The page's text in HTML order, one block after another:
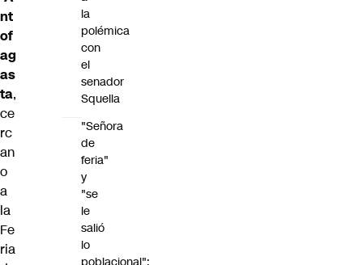
nt
of
ag
as
ta,
ce
rc
an
o
a
la
Fe
ria
la
polémica
con
el
senador
Squella
"Señora
de
feria"
y
"se
le
salió
lo
poblacional":